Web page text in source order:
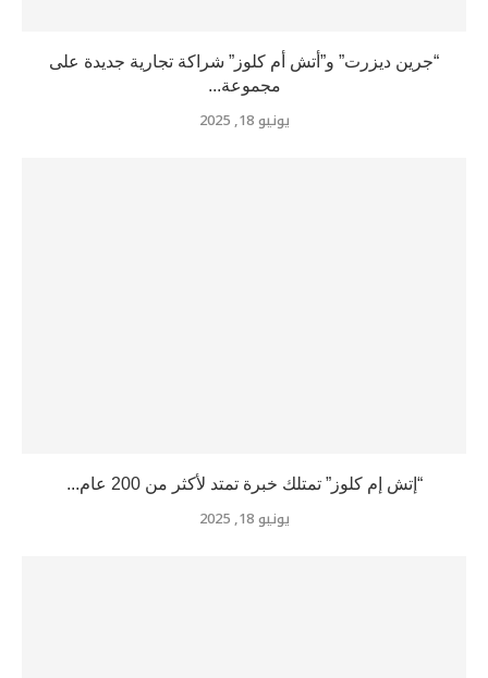
“جرين ديزرت” و”أتش أم كلوز” شراكة تجارية جديدة على
مجموعة...
يونيو 18, 2025
“إتش إم كلوز” تمتلك خبرة تمتد لأكثر من 200 عام...
يونيو 18, 2025